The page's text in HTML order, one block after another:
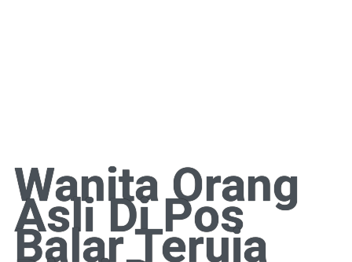
Wanita Orang
Asli Di Pos
Balar Teruja